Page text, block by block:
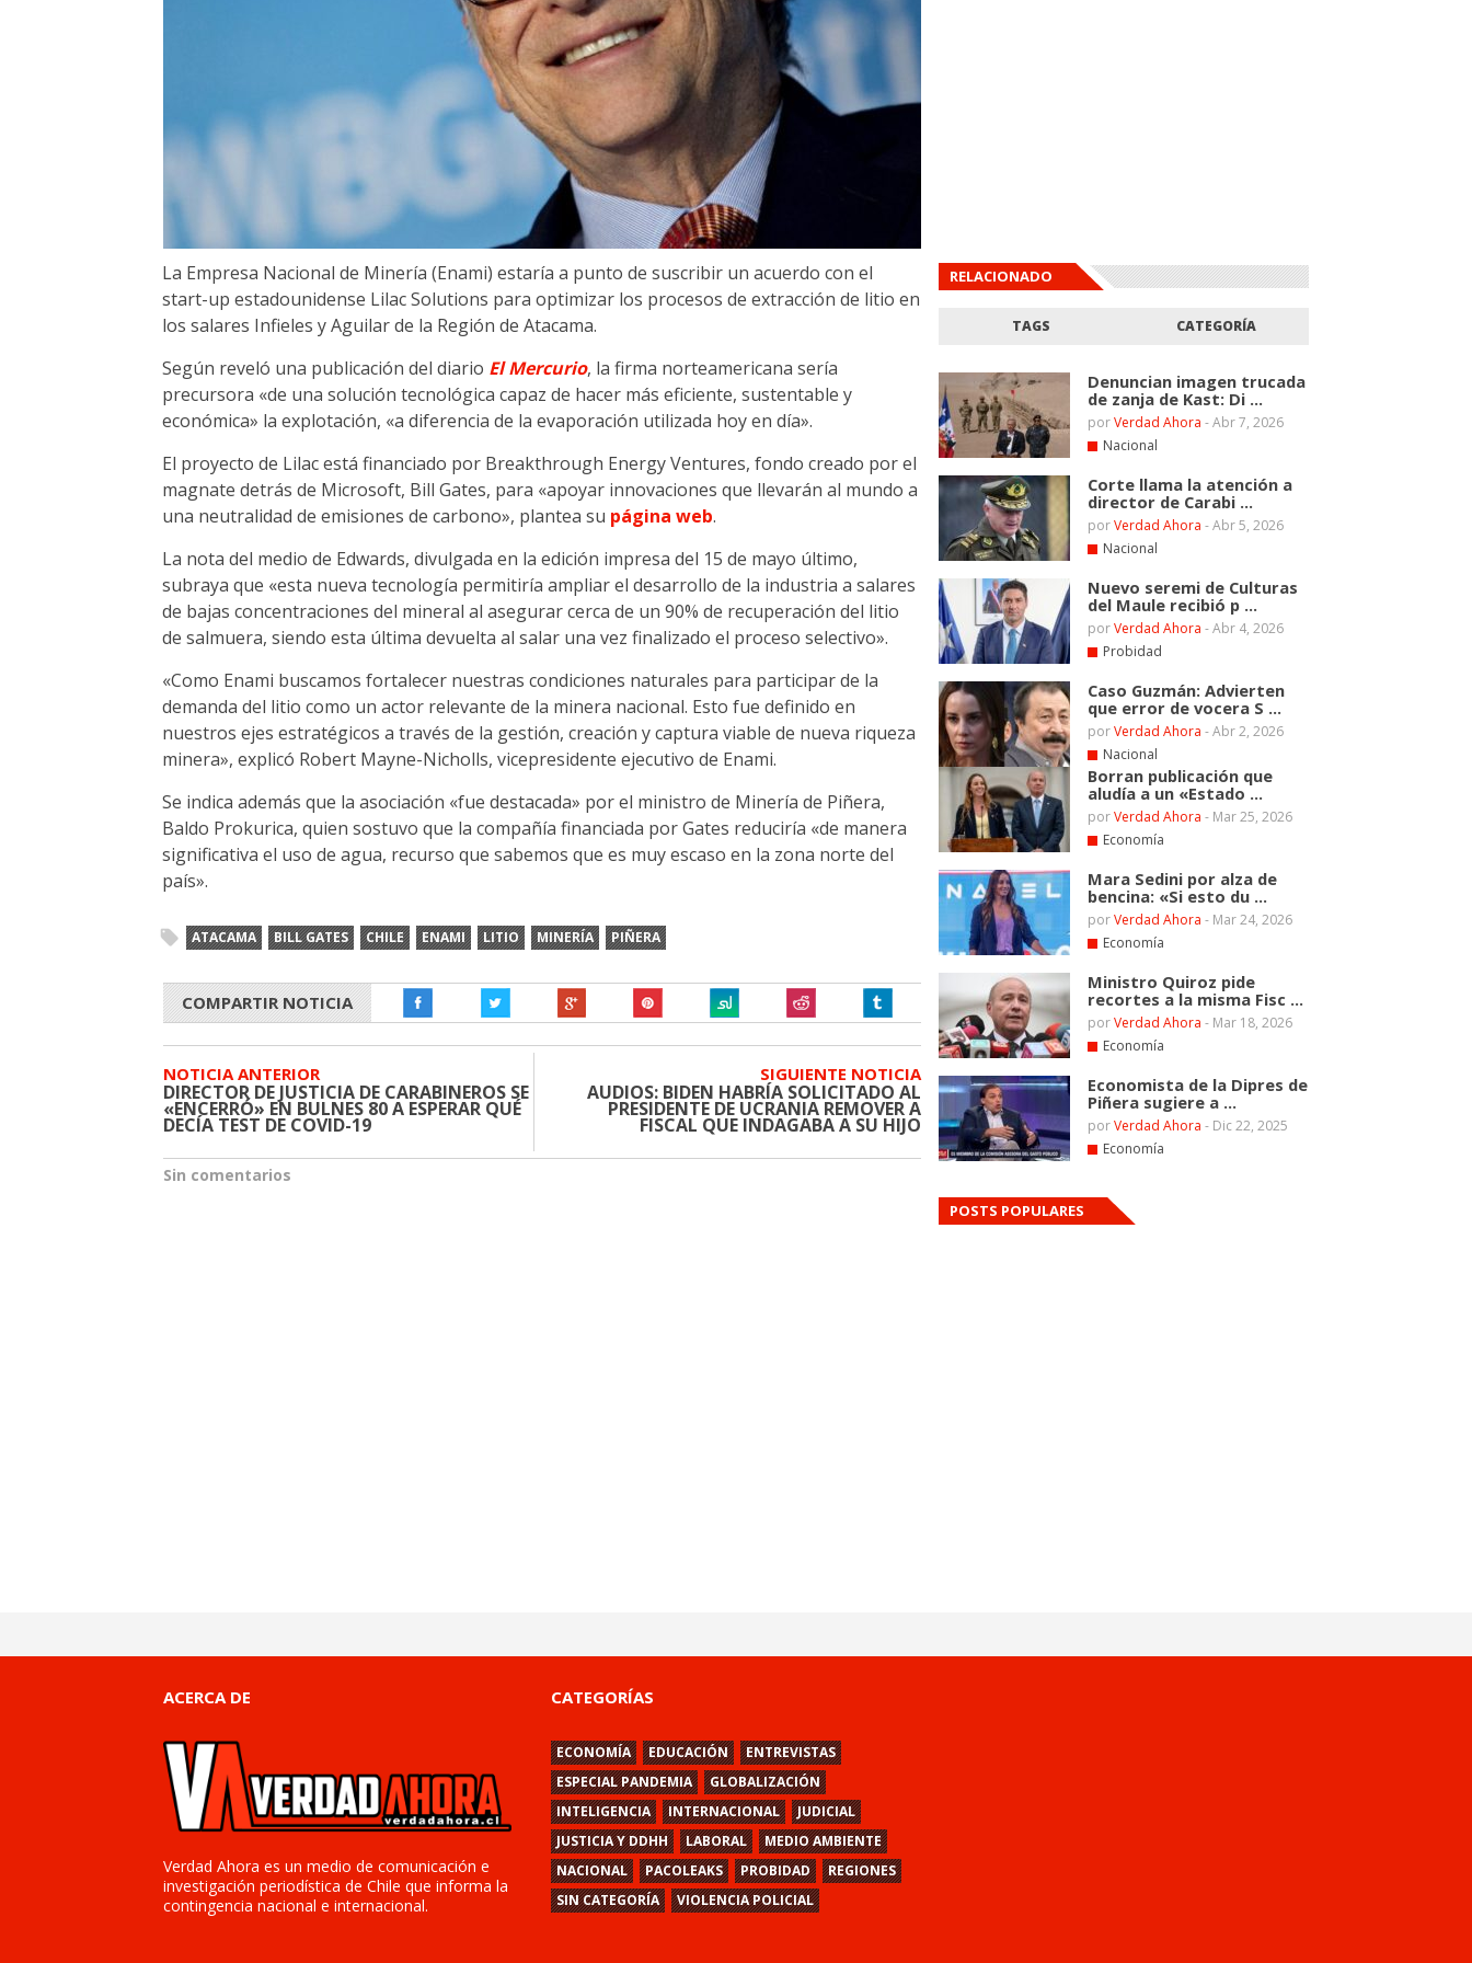
La Empresa Nacional de Minería (Enami) estaría a punto de suscribir un acuerdo con el
start-up estadounidense Lilac Solutions para optimizar los procesos de extracción de litio en
los salares Infieles y Aguilar de la Región de Atacama.
Según reveló una publicación del diario El Mercurio, la firma norteamericana sería
precursora «de una solución tecnológica capaz de hacer más eficiente, sustentable y
económica» la explotación, «a diferencia de la evaporación utilizada hoy en día».
El proyecto de Lilac está financiado por Breakthrough Energy Ventures, fondo creado por el
magnate detrás de Microsoft, Bill Gates, para «apoyar innovaciones que llevarán al mundo a
una neutralidad de emisiones de carbono», plantea su página web.
La nota del medio de Edwards, divulgada en la edición impresa del 15 de mayo último,
subraya que «esta nueva tecnología permitiría ampliar el desarrollo de la industria a salares
de bajas concentraciones del mineral al asegurar cerca de un 90% de recuperación del litio
de salmuera, siendo esta última devuelta al salar una vez finalizado el proceso selectivo».
«Como Enami buscamos fortalecer nuestras condiciones naturales para participar de la
demanda del litio como un actor relevante de la minera nacional. Esto fue definido en
nuestros ejes estratégicos a través de la gestión, creación y captura viable de nueva riqueza
minera», explicó Robert Mayne-Nicholls, vicepresidente ejecutivo de Enami.
Se indica además que la asociación «fue destacada» por el ministro de Minería de Piñera,
Baldo Prokurica, quien sostuvo que la compañía financiada por Gates reduciría «de manera
significativa el uso de agua, recurso que sabemos que es muy escaso en la zona norte del
país».
ATACAMA BILL GATES CHILE ENAMI LITIO MINERÍA PIÑERA
COMPARTIR NOTICIA
NOTICIA ANTERIOR
DIRECTOR DE JUSTICIA DE CARABINEROS SE
«ENCERRÓ» EN BULNES 80 A ESPERAR QUÉ
DECÍA TEST DE COVID-19
SIGUIENTE NOTICIA
AUDIOS: BIDEN HABRÍA SOLICITADO AL
PRESIDENTE DE UCRANIA REMOVER A
FISCAL QUE INDAGABA A SU HIJO
Sin comentarios
RELACIONADO
TAGS CATEGORÍA
Denuncian imagen trucada
de zanja de Kast: Di ...
porVerdad Ahora -Abr 7, 2026
Nacional
Corte llama la atención a
director de Carabi ...
porVerdad Ahora -Abr 5, 2026
Nacional
Nuevo seremi de Culturas
del Maule recibió p ...
porVerdad Ahora -Abr 4, 2026
Probidad
Caso Guzmán: Advierten
que error de vocera S ...
porVerdad Ahora -Abr 2, 2026
Nacional
Borran publicación que
aludía a un «Estado ...
porVerdad Ahora - Mar 25, 2026
Economía
Mara Sedini por alza de
bencina: «Si esto du ...
porVerdad Ahora - Mar 24, 2026
Economía
Ministro Quiroz pide
recortes a la misma Fisc ...
porVerdad Ahora - Mar 18, 2026
Economía
Economista de la Dipres de
Piñera sugiere a ...
porVerdad Ahora - Dic 22, 2025
Economía
POSTS POPULARES
ACERCA DE
Verdad Ahora es un medio de comunicación e
investigación periodística de Chile que informa la
contingencia nacional e internacional.
CATEGORÍAS
ECONOMÍA EDUCACIÓN
ENTREVISTAS
ESPECIAL PANDEMIA
GLOBALIZACIÓN
INTELIGENCIA
INTERNACIONAL
JUDICIAL
JUSTICIA Y DDHH
LABORAL
MEDIO AMBIENTE
NACIONAL
PACOLEAKS PROBIDAD
REGIONES
SIN CATEGORÍA
VIOLENCIA POLICIAL